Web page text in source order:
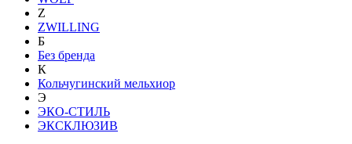
Z
ZWILLING
Б
Без бренда
К
Кольчугинский мельхиор
Э
ЭКО-СТИЛЬ
ЭКСКЛЮЗИВ